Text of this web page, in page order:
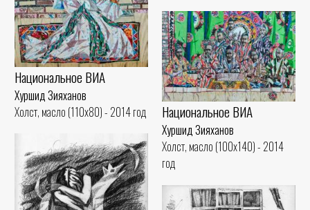
Национальное ВИА
Хуршид Зияханов
Холст, масло (110x80) - 2014 год
Национальное ВИА
Хуршид Зияханов
Холст, масло (100x140) - 2014
год